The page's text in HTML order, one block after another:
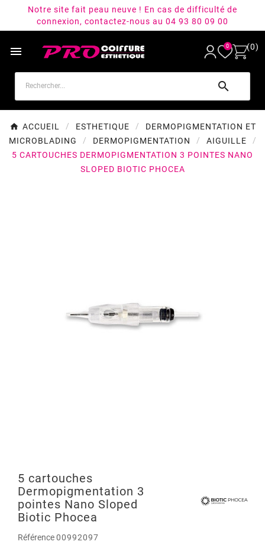
Notre site fait peau neuve ! En cas de difficulté de
connexion, contactez-nous au 04 93 80 09 00
 0 (0)

ACCUEIL ESTHETIQUE
DERMOPIGMENTATION ET
MICROBLADING
DERMOPIGMENTATION
AIGUILLE
5 CARTOUCHES DERMOPIGMENTATION 3 POINTES NANO
SLOPED BIOTIC PHOCEA
5 cartouches
Dermopigmentation 3
pointes Nano Sloped
Biotic Phocea
Référence00992097